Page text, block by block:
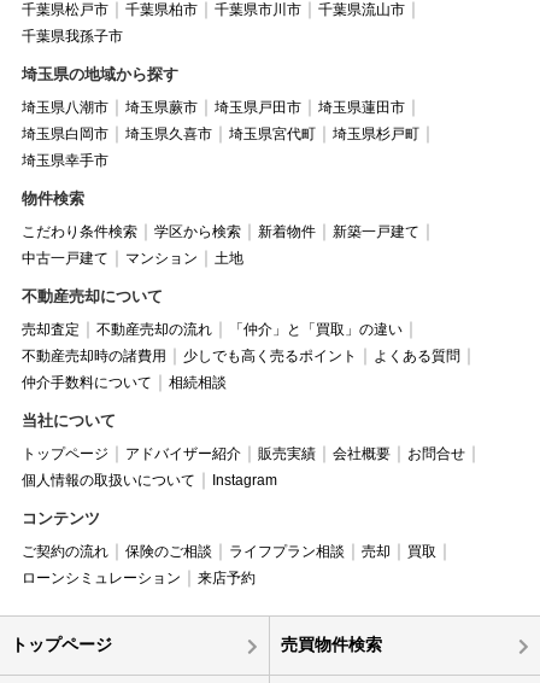
千葉県松戸市 千葉県柏市 千葉県市川市
千葉県流山市
千葉県我孫子市
埼玉県の地域から探す
埼玉県八潮市 埼玉県蕨市 埼玉県戸田市
埼玉県蓮田市
埼玉県白岡市
埼玉県久喜市 埼玉県宮代町
埼玉県杉戸町
埼玉県幸手市
物件検索
こだわり条件検索 学区から検索 新着物件
新築一戸建て
中古一戸建て
マンション 土地
不動産売却について
売却査定 不動産売却の流れ
「仲介」と「買取」の違い
不動産売却時の諸費用
少しでも高く売るポイント
よくある質問
仲介手数料について
相続相談
当社について
トップページ アドバイザー紹介 販売実績 会社概要
お問合せ
個人情報の取扱いについて
Instagram
コンテンツ
ご契約の流れ 保険のご相談 ライフプラン相談 売却
買取
ローンシミュレーション
来店予約
トップページ 売買物件検索